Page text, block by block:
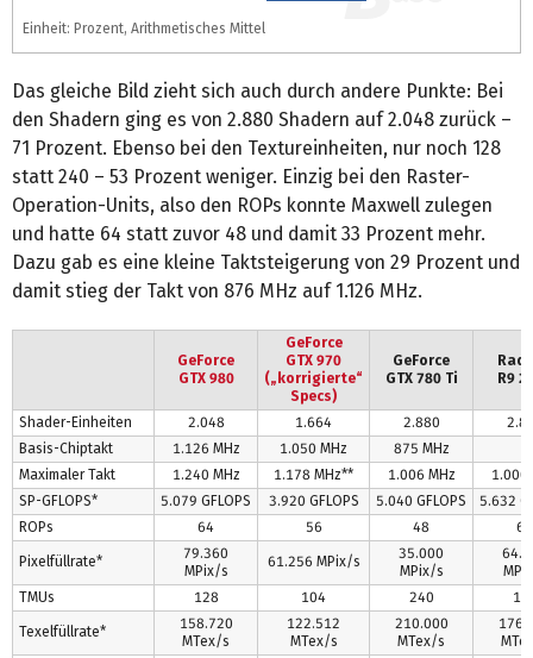
Einheit: Prozent, Arithmetisches Mittel
Das gleiche Bild zieht sich auch durch andere Punkte: Bei
den Shadern ging es von 2.880 Shadern auf 2.048 zurück –
71 Prozent. Ebenso bei den Textureinheiten, nur noch 128
statt 240 – 53 Prozent weniger. Einzig bei den Raster-
Operation-Units, also den ROPs konnte Maxwell zulegen
und hatte 64 statt zuvor 48 und damit 33 Prozent mehr.
Dazu gab es eine kleine Taktsteigerung von 29 Prozent und
damit stieg der Takt von 876 MHz auf 1.126 MHz.
GeForce
GTX 980
GeForce
GTX 970
(„korrigierte“
Specs)
GeForce
GTX 780 Ti
R9
Shader-Einheiten 2.048 1.664 2.880
Basis-Chiptakt
1.126 MHz 1.050 MHz 875 MHz
Maximaler Takt
1.240 MHz 1.178 MHz** 1.006 MHz
1.000
SP-GFLOPS*
5.079 GFLOPS 3.920 GFLOPS 5.040 GFLOPS
5.632
ROPs
64 56 48 64
Pixelfüllrate*
79.360
MPix/s
61.256 MPix/s
35.000
MPix/s
TMUs
128 104 240
Texelfüllrate*
158.720
MTex/s
122.512
MTex/s
210.000
MTex/s